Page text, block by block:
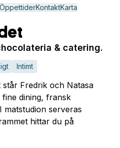
KontaktKarta
& catering.
Intimt
står Fredrik och Natasa
dining, fransk
matstudion serveras
hittar du på